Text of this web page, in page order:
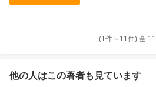
(1件～ 11件) 全 11
他の人はこの著者も見ています